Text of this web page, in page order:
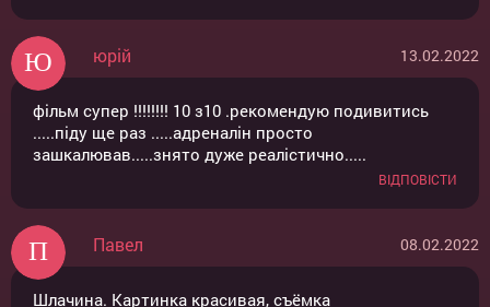
юрій 13.02.2022
фільм супер !!!!!!!! 10 з10 .рекомендую подивитись
.....піду ще раз .....адреналін просто
зашкалював.....знято дуже реалістично.....
ВІДПОВІСТИ
Павел 08.02.2022
Шлачина. Картинка красивая, съёмка